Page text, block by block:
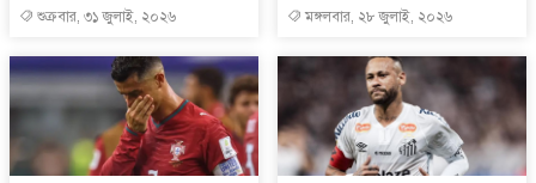
শুক্রবার, ৩১ জুলাই, ২০২৬ মঙ্গলবার, ২৮ জুলাই, ২০২৬